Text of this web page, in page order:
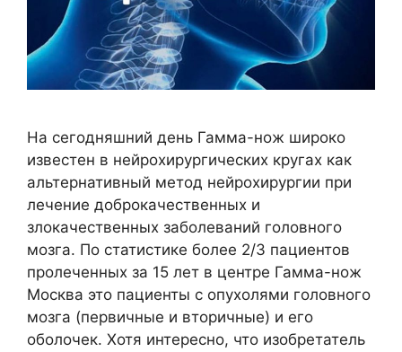
На сегодняшний день Гамма-нож широко
известен в нейрохирургических кругах как
альтернативный метод нейрохирургии при
лечение доброкачественных и
злокачественных заболеваний головного
мозга. По статистике более 2/3 пациентов
пролеченных за 15 лет в центре Гамма-нож
Москва это пациенты с опухолями головного
мозга (первичные и вторичные) и его
оболочек. Хотя интересно, что изобретатель